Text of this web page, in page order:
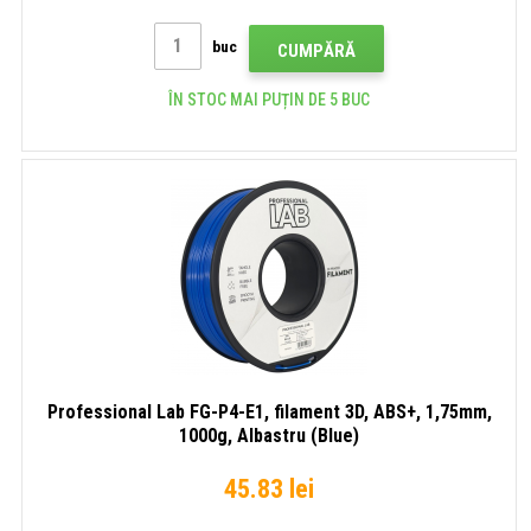
buc CUMPĂRĂ
ÎN STOC MAI PUȚIN DE 5 BUC
Professional Lab FG-P4-E1, filament 3D, ABS+, 1,75mm,
1000g, Albastru (Blue)
45.83 lei